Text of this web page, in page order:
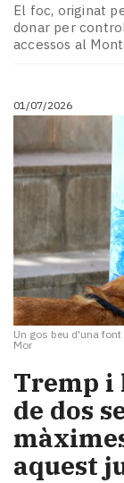
El foc, originat
donar per
accessos al
01/07/2026
Un gos beu d'una
Mor
Tremp i
de dos
aquest